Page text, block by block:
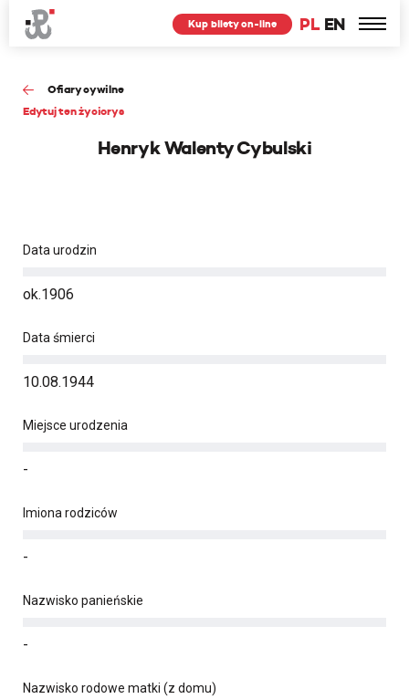
PL EN
Kup bilety on-line
Ofiary cywilne
Edytuj ten życiorys
Henryk Walenty Cybulski
Data urodzin
ok.1906
Data śmierci
10.08.1944
Miejsce urodzenia
-
Imiona rodziców
-
Nazwisko panieńskie
-
Nazwisko rodowe matki (z domu)